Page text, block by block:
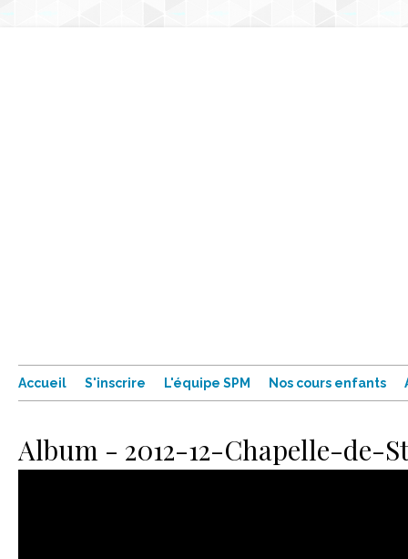
Accueil S'inscrire L'équipe SPM Nos cours enfants
Album - 2012-12-Chapelle-de-